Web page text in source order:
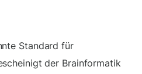
Standard für
der Brainformatik